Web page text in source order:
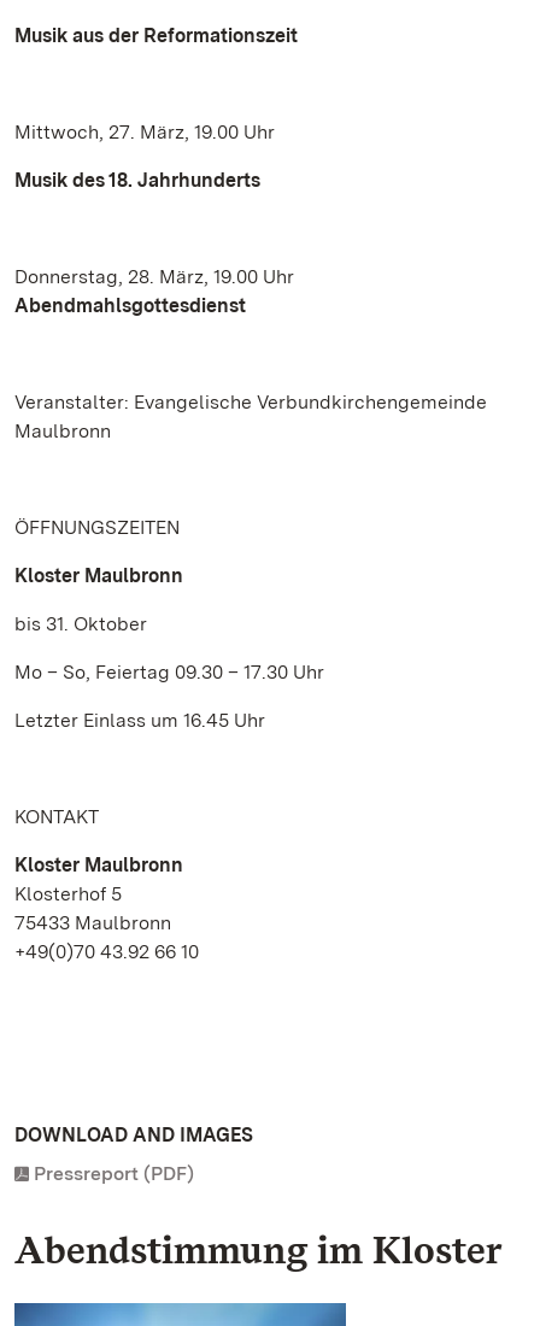
Musik aus der Reformationszeit
Mittwoch, 27. März, 19.00 Uhr
Musik des 18. Jahrhunderts
Donnerstag, 28. März, 19.00 Uhr
Abendmahlsgottesdienst
Veranstalter: Evangelische Verbundkirchengemeinde
Maulbronn
ÖFFNUNGSZEITEN
Kloster Maulbronn
bis 31. Oktober
Mo – So, Feiertag 09.30 – 17.30 Uhr
Letzter Einlass um 16.45 Uhr
KONTAKT
Kloster Maulbronn
Klosterhof 5
75433 Maulbronn
+49(0)70 43.92 66 10
DOWNLOAD AND IMAGES
Pressreport (PDF)
Abendstimmung im Kloster